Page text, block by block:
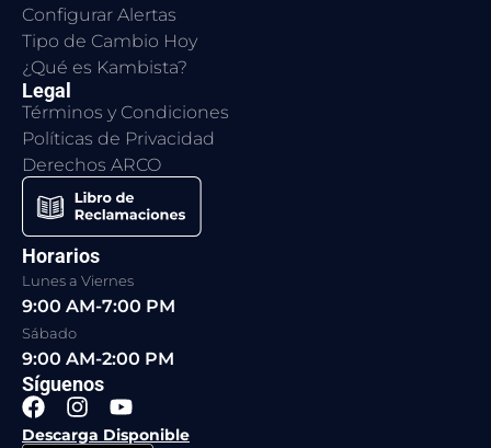
Configurar Alertas
Tipo de Cambio Hoy
¿Qué es Kambista?
Legal
Términos y Condiciones
Políticas de Privacidad
Derechos ARCO
Horarios
Lunes a Viernes
9:00 AM-7:00 PM
Sábado
9:00 AM-2:00 PM
Síguenos
F
a
I
n
Y
o
Descarga Disponible